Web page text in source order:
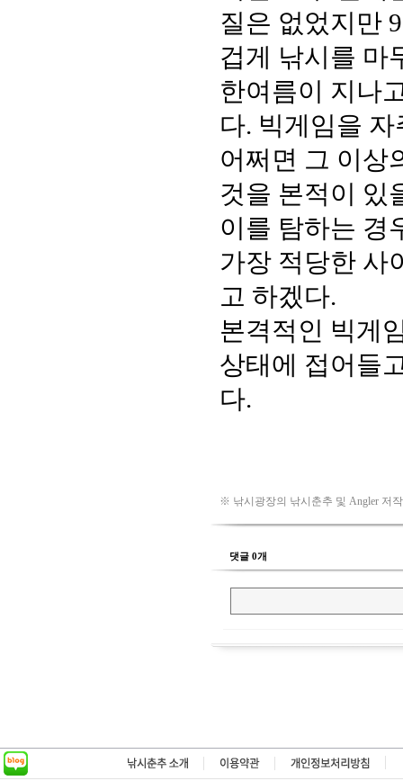
※ 낚시광장의 낚시춘추 및 Angler 저
댓글 0개